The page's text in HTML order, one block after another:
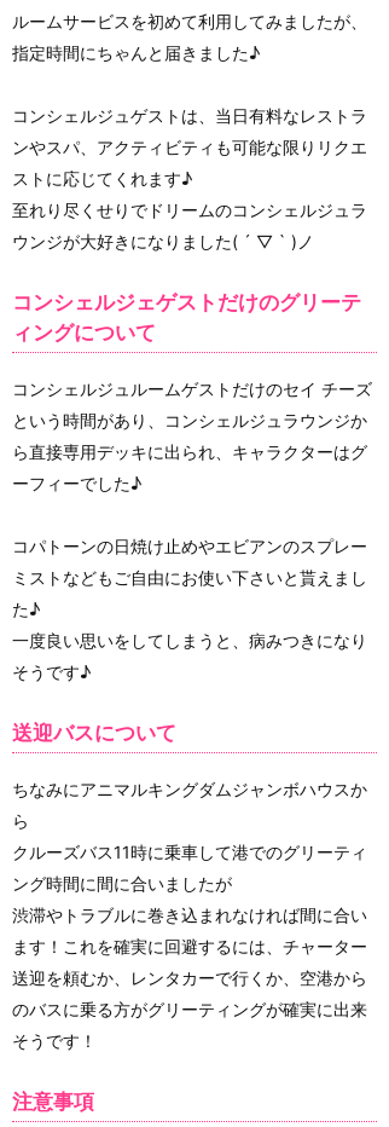
ルームサービスを初めて利用してみましたが、
指定時間にちゃんと届きました♪
コンシェルジュゲストは、当日有料なレストラ
ンやスパ、アクティビティも可能な限りリクエ
ストに応じてくれます♪
至れり尽くせりでドリームのコンシェルジュラ
ウンジが大好きになりました( ´ ▽ ` )ノ
コンシェルジェゲストだけのグリーテ
ィングについて
コンシェルジュルームゲストだけのセイ チーズ
という時間があり、コンシェルジュラウンジか
ら直接専用デッキに出られ、キャラクターはグ
ーフィーでした♪
コパトーンの日焼け止めやエビアンのスプレー
ミストなどもご自由にお使い下さいと貰えまし
た♪
一度良い思いをしてしまうと、病みつきになり
そうです♪
送迎バスについて
ちなみにアニマルキングダムジャンボハウスか
ら
クルーズバス11時に乗車して港でのグリーティ
ング時間に間に合いましたが
渋滞やトラブルに巻き込まれなければ間に合い
ます！これを確実に回避するには、チャーター
送迎を頼むか、レンタカーで行くか、空港から
のバスに乗る方がグリーティングが確実に出来
そうです！
注意事項